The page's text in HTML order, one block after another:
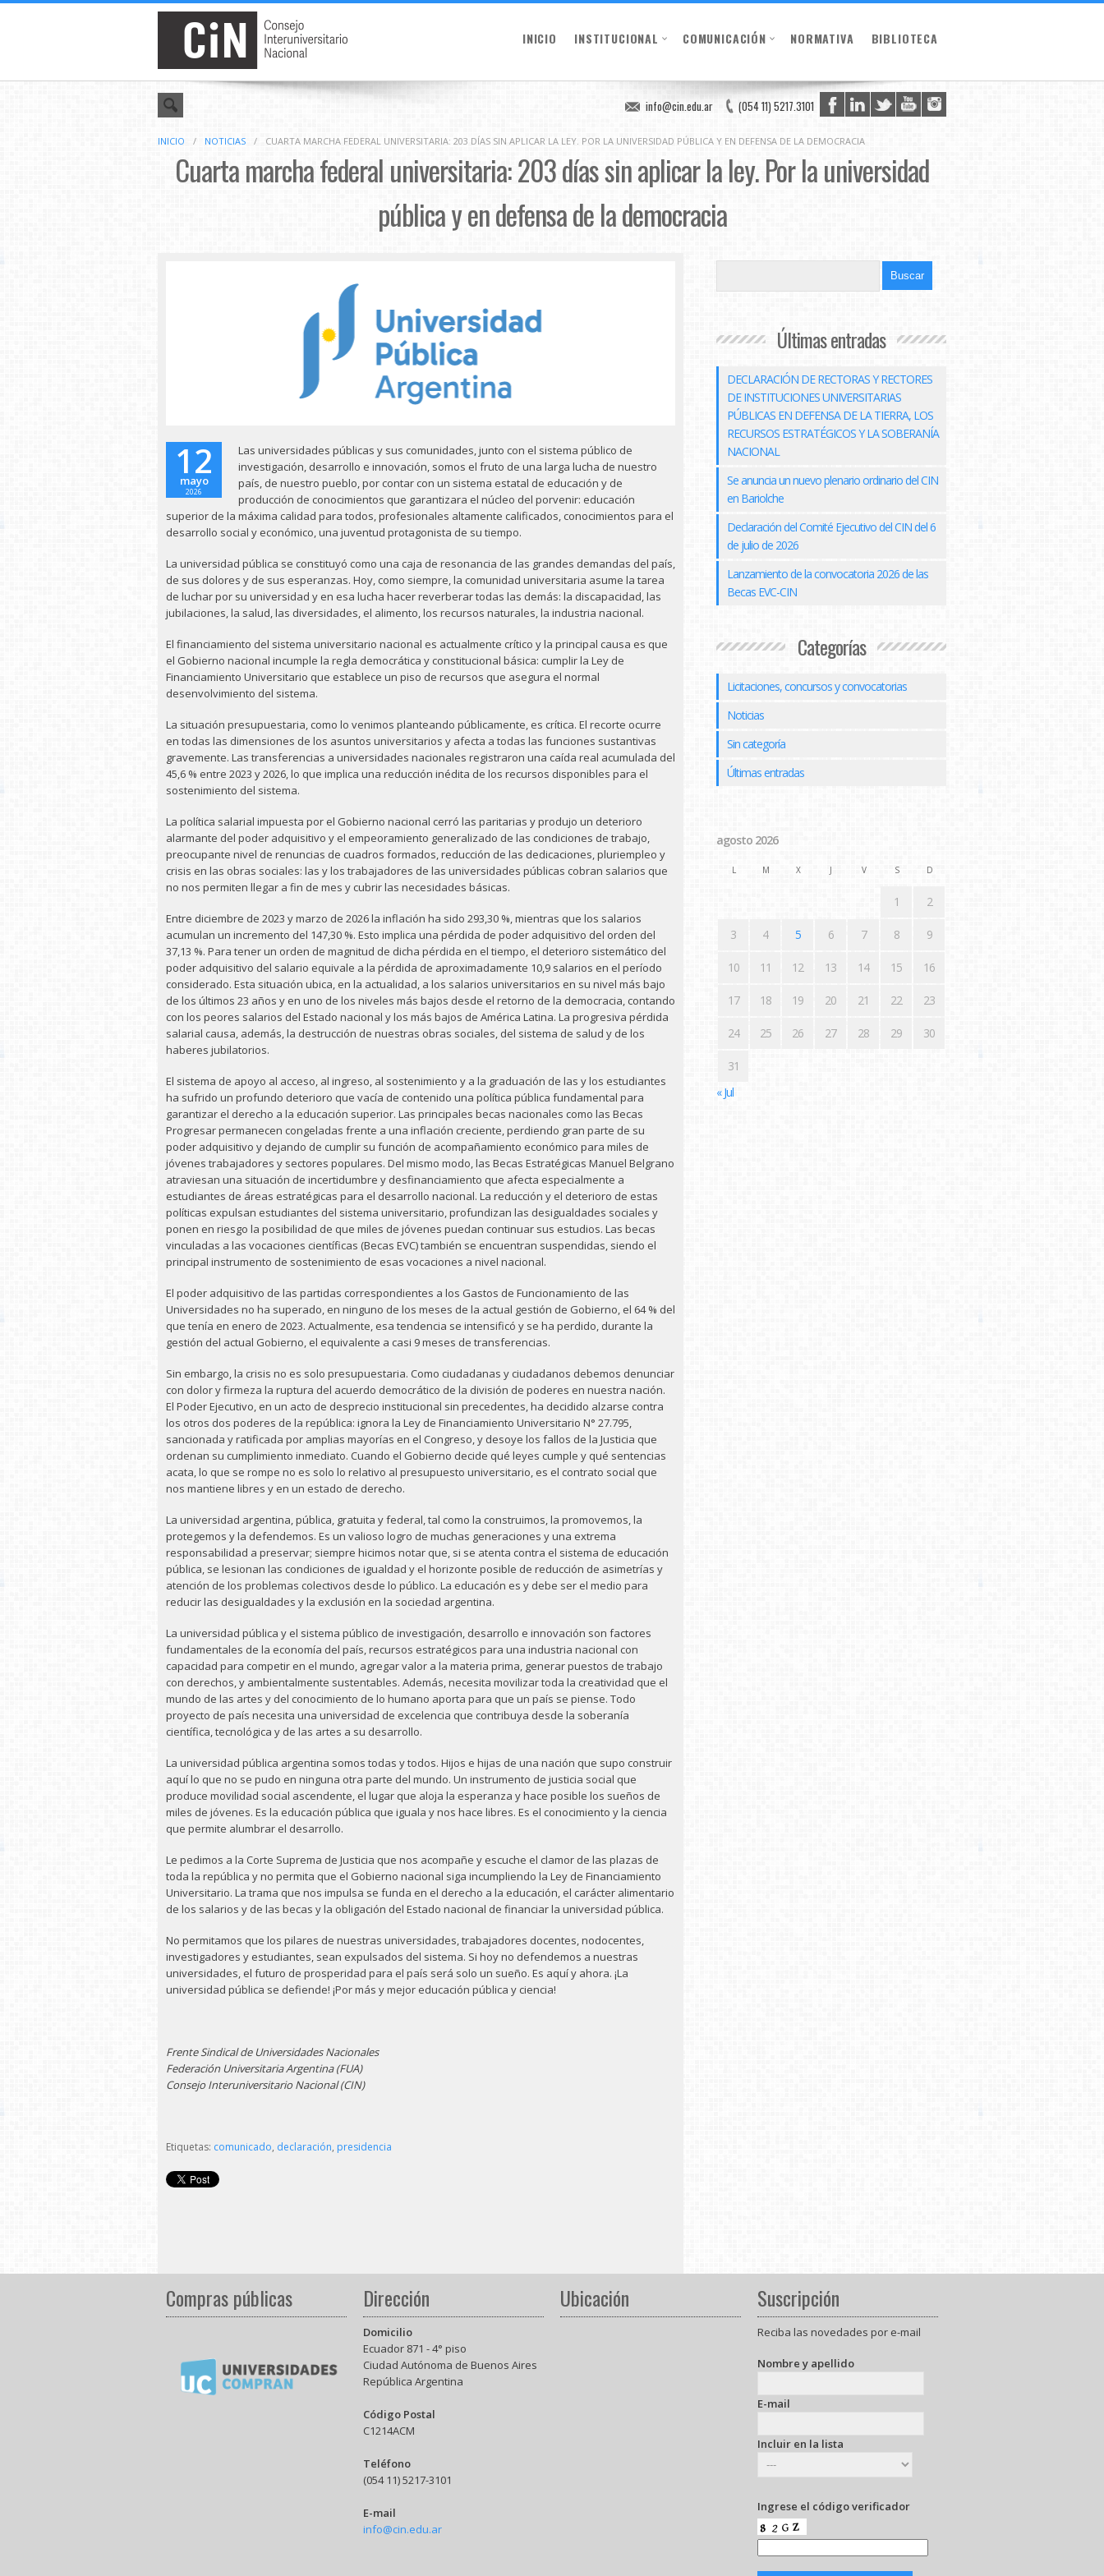
INICIO INSTITUCIONAL COMUNICACIÓN NORMATIVA BIBLIOTECA
(054 11) 5217.3101
info@cin.edu.ar
INICIO / NOTICIAS / CUARTA MARCHA FEDERAL UNIVERSITARIA: 203 DÍAS SIN APLICAR LA LEY. POR LA UNIVERSIDAD PÚBLICA Y EN DEFENSA DE LA DEMOCRACIA
Cuarta marcha federal universitaria: 203 días sin aplicar la ley. Por la universidad
pública y en defensa de la democracia
12
mayo
2026
Las universidades públicas y sus comunidades, junto con el sistema público de
investigación, desarrollo e innovación, somos el fruto de una larga lucha de nuestro
país, de nuestro pueblo, por contar con un sistema estatal de educación y de
producción de conocimientos que garantizara el núcleo del porvenir: educación
superior de la máxima calidad para todos, profesionales altamente calificados, conocimientos para el
desarrollo social y económico, una juventud protagonista de su tiempo.
La universidad pública se constituyó como una caja de resonancia de las grandes demandas del país,
de sus dolores y de sus esperanzas. Hoy, como siempre, la comunidad universitaria asume la tarea
de luchar por su universidad y en esa lucha hacer reverberar todas las demás: la discapacidad, las
jubilaciones, la salud, las diversidades, el alimento, los recursos naturales, la industria nacional.
El financiamiento del sistema universitario nacional es actualmente crítico y la principal causa es que
el Gobierno nacional incumple la regla democrática y constitucional básica: cumplir la Ley de
Financiamiento Universitario que establece un piso de recursos que asegura el normal
desenvolvimiento del sistema.
La situación presupuestaria, como lo venimos planteando públicamente, es crítica. El recorte ocurre
en todas las dimensiones de los asuntos universitarios y afecta a todas las funciones sustantivas
gravemente. Las transferencias a universidades nacionales registraron una caída real acumulada del
45,6 % entre 2023 y 2026, lo que implica una reducción inédita de los recursos disponibles para el
sostenimiento del sistema.
La política salarial impuesta por el Gobierno nacional cerró las paritarias y produjo un deterioro
alarmante del poder adquisitivo y el empeoramiento generalizado de las condiciones de trabajo,
preocupante nivel de renuncias de cuadros formados, reducción de las dedicaciones, pluriempleo y
crisis en las obras sociales: las y los trabajadores de las universidades públicas cobran salarios que
no nos permiten llegar a fin de mes y cubrir las necesidades básicas.
Entre diciembre de 2023 y marzo de 2026 la inflación ha sido 293,30 %, mientras que los salarios
acumulan un incremento del 147,30 %. Esto implica una pérdida de poder adquisitivo del orden del
37,13 %. Para tener un orden de magnitud de dicha pérdida en el tiempo, el deterioro sistemático del
poder adquisitivo del salario equivale a la pérdida de aproximadamente 10,9 salarios en el período
considerado. Esta situación ubica, en la actualidad, a los salarios universitarios en su nivel más bajo
de los últimos 23 años y en uno de los niveles más bajos desde el retorno de la democracia, contando
con los peores salarios del Estado nacional y los más bajos de América Latina. La progresiva pérdida
salarial causa, además, la destrucción de nuestras obras sociales, del sistema de salud y de los
haberes jubilatorios.
El sistema de apoyo al acceso, al ingreso, al sostenimiento y a la graduación de las y los estudiantes
ha sufrido un profundo deterioro que vacía de contenido una política pública fundamental para
garantizar el derecho a la educación superior. Las principales becas nacionales como las Becas
Progresar permanecen congeladas frente a una inflación creciente, perdiendo gran parte de su
poder adquisitivo y dejando de cumplir su función de acompañamiento económico para miles de
jóvenes trabajadores y sectores populares. Del mismo modo, las Becas Estratégicas Manuel Belgrano
atraviesan una situación de incertidumbre y desfinanciamiento que afecta especialmente a
estudiantes de áreas estratégicas para el desarrollo nacional. La reducción y el deterioro de estas
políticas expulsan estudiantes del sistema universitario, profundizan las desigualdades sociales y
ponen en riesgo la posibilidad de que miles de jóvenes puedan continuar sus estudios. Las becas
vinculadas a las vocaciones científicas (Becas EVC) también se encuentran suspendidas, siendo el
principal instrumento de sostenimiento de esas vocaciones a nivel nacional.
El poder adquisitivo de las partidas correspondientes a los Gastos de Funcionamiento de las
Universidades no ha superado, en ninguno de los meses de la actual gestión de Gobierno, el 64 % del
que tenía en enero de 2023. Actualmente, esa tendencia se intensificó y se ha perdido, durante la
gestión del actual Gobierno, el equivalente a casi 9 meses de transferencias.
Sin embargo, la crisis no es solo presupuestaria. Como ciudadanas y ciudadanos debemos denunciar
con dolor y firmeza la ruptura del acuerdo democrático de la división de poderes en nuestra nación.
El Poder Ejecutivo, en un acto de desprecio institucional sin precedentes, ha decidido alzarse contra
los otros dos poderes de la república: ignora la Ley de Financiamiento Universitario N° 27.795,
sancionada y ratificada por amplias mayorías en el Congreso, y desoye los fallos de la Justicia que
ordenan su cumplimiento inmediato. Cuando el Gobierno decide qué leyes cumple y qué sentencias
acata, lo que se rompe no es solo lo relativo al presupuesto universitario, es el contrato social que
nos mantiene libres y en un estado de derecho.
La universidad argentina, pública, gratuita y federal, tal como la construimos, la promovemos, la
protegemos y la defendemos. Es un valioso logro de muchas generaciones y una extrema
responsabilidad a preservar; siempre hicimos notar que, si se atenta contra el sistema de educación
pública, se lesionan las condiciones de igualdad y el horizonte posible de reducción de asimetrías y
atención de los problemas colectivos desde lo público. La educación es y debe ser el medio para
reducir las desigualdades y la exclusión en la sociedad argentina.
La universidad pública y el sistema público de investigación, desarrollo e innovación son factores
fundamentales de la economía del país, recursos estratégicos para una industria nacional con
capacidad para competir en el mundo, agregar valor a la materia prima, generar puestos de trabajo
con derechos, y ambientalmente sustentables. Además, necesita movilizar toda la creatividad que el
mundo de las artes y del conocimiento de lo humano aporta para que un país se piense. Todo
proyecto de país necesita una universidad de excelencia que contribuya desde la soberanía
científica, tecnológica y de las artes a su desarrollo.
La universidad pública argentina somos todas y todos. Hijos e hijas de una nación que supo construir
aquí lo que no se pudo en ninguna otra parte del mundo. Un instrumento de justicia social que
produce movilidad social ascendente, el lugar que aloja la esperanza y hace posible los sueños de
miles de jóvenes. Es la educación pública que iguala y nos hace libres. Es el conocimiento y la ciencia
que permite alumbrar el desarrollo.
Le pedimos a la Corte Suprema de Justicia que nos acompañe y escuche el clamor de las plazas de
toda la república y no permita que el Gobierno nacional siga incumpliendo la Ley de Financiamiento
Universitario. La trama que nos impulsa se funda en el derecho a la educación, el carácter alimentario
de los salarios y de las becas y la obligación del Estado nacional de financiar la universidad pública.
No permitamos que los pilares de nuestras universidades, trabajadores docentes, nodocentes,
investigadores y estudiantes, sean expulsados del sistema. Si hoy no defendemos a nuestras
universidades, el futuro de prosperidad para el país será solo un sueño. Es aquí y ahora. ¡La
universidad pública se defiende! ¡Por más y mejor educación pública y ciencia!
Frente Sindical de Universidades Nacionales
Federación Universitaria Argentina (FUA)
Consejo Interuniversitario Nacional (CIN)
Etiquetas: comunicado, declaración, presidencia
Últimas entradas
DECLARACIÓN DE RECTORAS Y RECTORES
DE INSTITUCIONES UNIVERSITARIAS
PÚBLICAS EN DEFENSA DE LA TIERRA, LOS
RECURSOS ESTRATÉGICOS Y LA SOBERANÍA
NACIONAL
Se anuncia un nuevo plenario ordinario del CIN
en Bariolche
Declaración del Comité Ejecutivo del CIN del 6
de julio de 2026
Lanzamiento de la convocatoria 2026 de las
Becas EVC-CIN
Categorías
Licitaciones, concursos y convocatorias
Noticias
Sin categoría
Últimas entradas
agosto 2026
L M X J V S D
1 2
3 4 5 6 7 8 9
10 11 12 13 14 15 16
17 18 19 20 21 22 23
24 25 26 27 28 29 30
31
« Jul
Compras públicas Dirección
Domicilio
Ecuador 871 - 4° piso
Ciudad Autónoma de Buenos Aires
República Argentina
Código Postal
C1214ACM
Teléfono
(054 11) 5217-3101
E-mail
info@cin.edu.ar
Ubicación Suscripción
Reciba las novedades por e-mail
Nombre y apellido
E-mail
Incluir en la lista
Ingrese el código verificador